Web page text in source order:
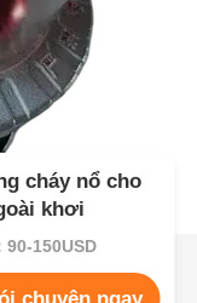
cháy nổ cho
khơi
90-150USD